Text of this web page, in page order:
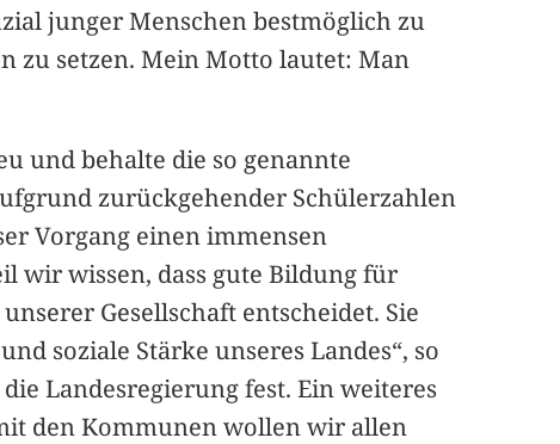
junger Menschen bestmöglich zu
zu setzen. Mein Motto lautet: Man
und behalte die so genannte
zurückgehender Schülerzahlen
Vorgang einen immensen
wir wissen, dass gute Bildung für
Gesellschaft entscheidet. Sie
soziale Stärke unseres Landes“, so
Landesregierung fest. Ein weiteres
den Kommunen wollen wir allen